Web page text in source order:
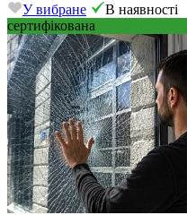
У вибране
В наявності
сертифікована